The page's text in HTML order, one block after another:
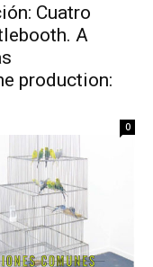
Cuatro
A
production:
0